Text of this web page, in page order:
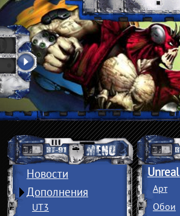
Новости
Дополнения
UT3
Арт
Обои